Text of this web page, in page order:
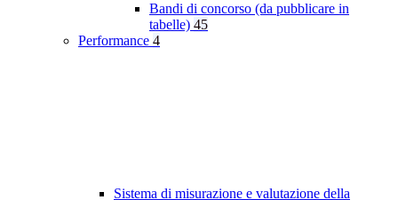
Bandi di concorso (da pubblicare in
tabelle) 45
Performance 4
Sistema di misurazione e valutazione della